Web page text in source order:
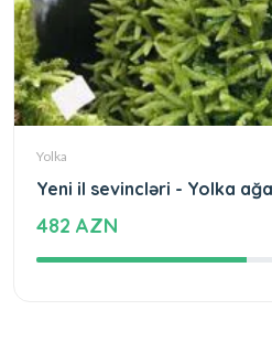
Yolka
Yeni il sevincləri - Yolka
482 AZN